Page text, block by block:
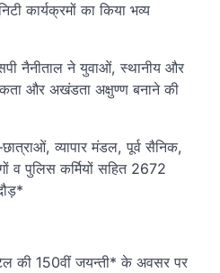
कार्यक्रमों का किया भव्य
नैनीताल ने युवाओं, स्थानीय और
और अखंडता अक्षुण्ण बनाने की
व्यापार मंडल, पूर्व सैनिक,
व पुलिस कर्मियों सहित 2672
की 150वीं जयन्ती* के अवसर पर